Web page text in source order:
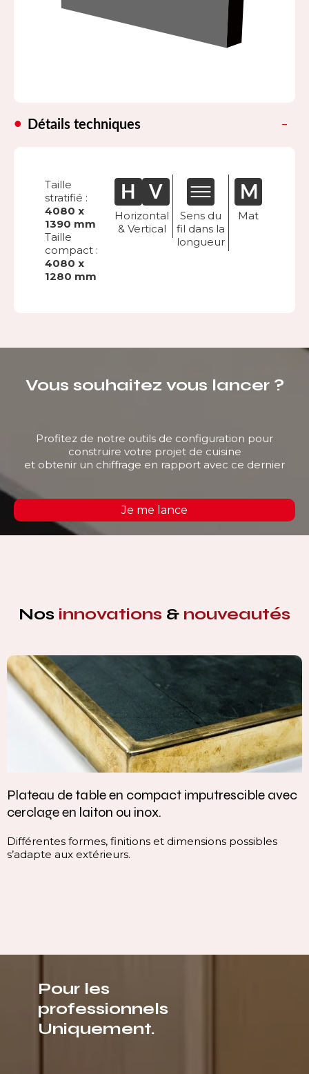
Détails techniques
Taille
stratifié :
4080 x
1390 mm
Taille
compact :
4080 x
1280 mm
Horizontal
& Vertical
Sens du
fil dans la
longueur
Mat
Vous souhaitez vous lancer ?
Profitez de notre outils de configuration pour
construire votre projet de cuisine
et obtenir un chiffrage en rapport avec ce dernier
Je me lance
Nos innovations & nouveautés
Plateau de table en compact imputrescible avec
cerclage en laiton ou inox.
Différentes formes, finitions et dimensions possibles
s’adapte aux extérieurs.
Pour les
professionnels
Uniquement.